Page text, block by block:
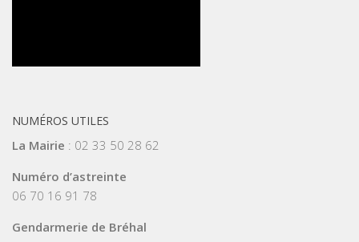
NUMÉROS UTILES
La Mairie : 02 33 50 28 62
Numéro d’astreinte
06 70 16 91 78
Gendarmerie de Bréhal